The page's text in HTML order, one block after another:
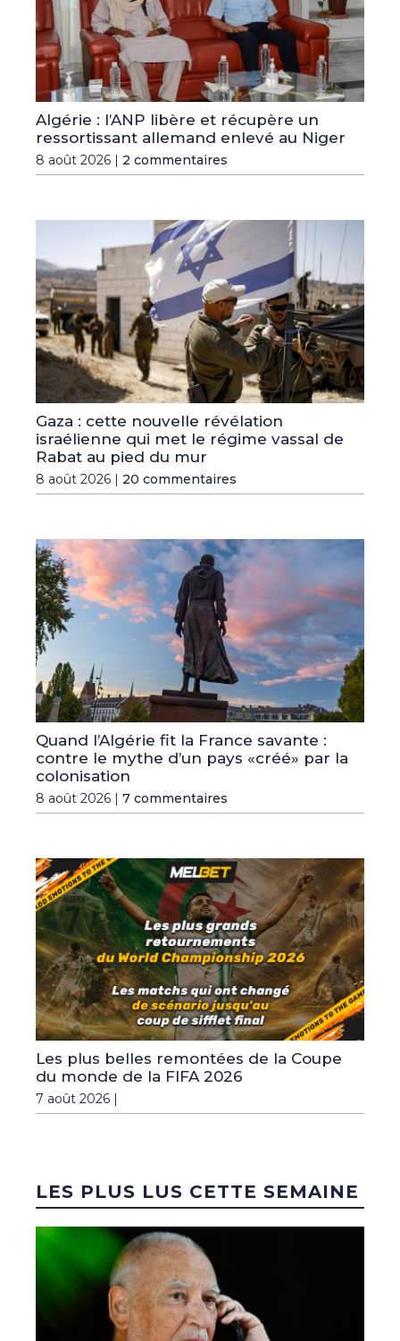
Algérie : l’ANP libère et récupère un
ressortissant allemand enlevé au Niger
8 août 2026 | 2 commentaires
Gaza : cette nouvelle révélation
israélienne qui met le régime vassal de
Rabat au pied du mur
8 août 2026 | 20 commentaires
Quand l’Algérie fit la France savante :
contre le mythe d’un pays «créé» par la
colonisation
8 août 2026 | 7 commentaires
Les plus belles remontées de la Coupe
du monde de la FIFA 2026
7 août 2026 |
LES PLUS LUS CETTE SEMAINE